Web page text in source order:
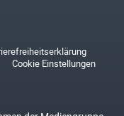
Cookie Einstellungen